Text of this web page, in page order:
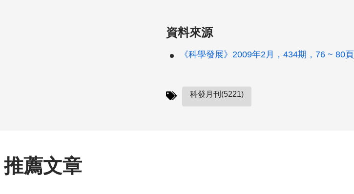
資料來源
《科學發展》2009年2月，434期，76 ~ 80頁
科發月刊(5221)
推薦文章